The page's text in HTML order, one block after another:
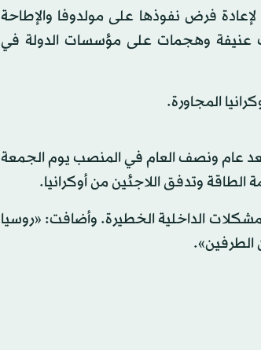
فرض نفوذها على مولدوفا والإطاحة
وهجمات على مؤسسات الدولة في
المجاورة.
بعد عام ونصف العام في المنصب يوم الجمعة
وتدفق اللاجئين من أوكرانيا.
الداخلية الخطيرة. وأضافت: «روسيا
الطرفين».